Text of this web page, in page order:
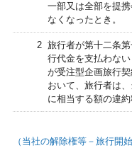
一部又は全部を提
なくなったとき。
2 旅行者が第十二条
行代金を支払わな
が受注型企画旅行
おいて、旅行者は
に相当する額の違
（当社の解除権等－旅行開